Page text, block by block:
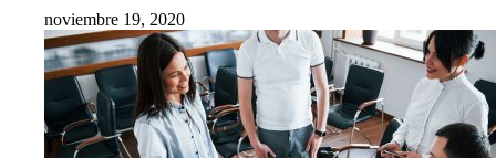
noviembre 19, 2020